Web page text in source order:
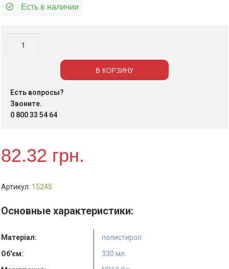
Есть в наличии
Супница
330
мл.,
25
В КОРЗИНУ
Есть вопросы?
Звоните.
0 800 33 54 64
82.32 грн.
Артикул: 15245
Основные характеристики:
Матеріал:
полистирол
Об'єм:
330 мл.